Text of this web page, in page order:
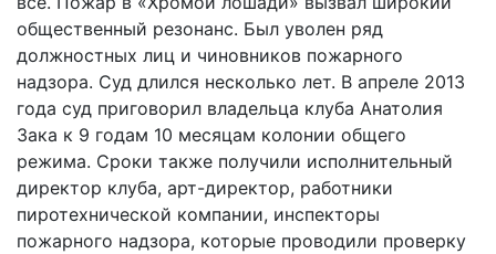
общественный резонанс. Был уволен ряд
должностных лиц и чиновников пожарного
надзора. Суд длился несколько лет. В апреле 2013
года суд приговорил владельца клуба Анатолия
Зака к 9 годам 10 месяцам колонии общего
режима. Сроки также получили исполнительный
директор клуба, арт-директор, работники
пиротехнической компании, инспекторы
пожарного надзора, которые проводили проверку